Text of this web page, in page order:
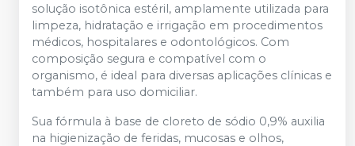
solução isotônica estéril, amplamente utilizada para
limpeza, hidratação e irrigação em procedimentos
médicos, hospitalares e odontológicos. Com
composição segura e compatível com o
organismo, é ideal para diversas aplicações clínicas e
também para uso domiciliar.
Sua fórmula à base de cloreto de sódio 0,9% auxilia
na higienização de feridas, mucosas e olhos,